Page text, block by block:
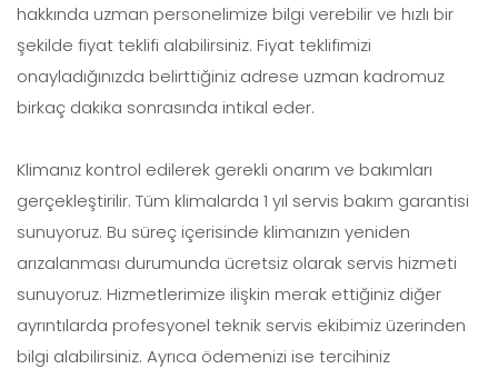
hakkında uzman personelimize bilgi verebilir ve hızlı bir
şekilde fiyat teklifi alabilirsiniz. Fiyat teklifimizi
onayladığınızda belirttiğiniz adrese uzman kadromuz
birkaç dakika sonrasında intikal eder.
Klimanız kontrol edilerek gerekli onarım ve bakımları
gerçekleştirilir. Tüm klimalarda 1 yıl servis bakım garantisi
sunuyoruz. Bu süreç içerisinde klimanızın yeniden
arızalanması durumunda ücretsiz olarak servis hizmeti
sunuyoruz. Hizmetlerimize ilişkin merak ettiğiniz diğer
ayrıntılarda profesyonel teknik servis ekibimiz üzerinden
bilgi alabilirsiniz. Ayrıca ödemenizi ise tercihiniz